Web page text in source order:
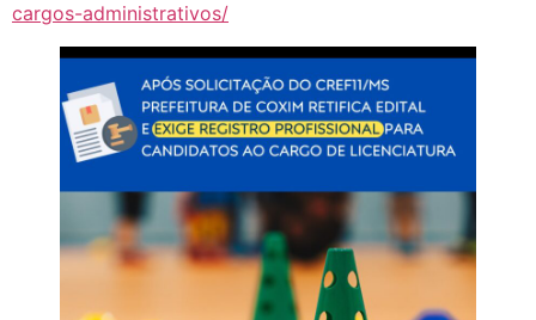
cargos-administrativos/